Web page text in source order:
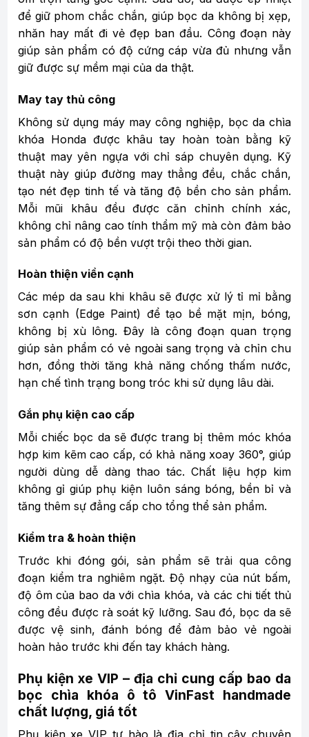
để giữ phom chắc chắn, giúp bọc da không bị xẹp,
nhăn hay mất đi vẻ đẹp ban đầu. Công đoạn này
giúp sản phẩm có độ cứng cáp vừa đủ nhưng vẫn
giữ được sự mềm mại của da thật.
May tay thủ công
Không sử dụng máy may công nghiệp, bọc da chìa
khóa Honda được khâu tay hoàn toàn bằng kỹ
thuật may yên ngựa với chỉ sáp chuyên dụng. Kỹ
thuật này giúp đường may thẳng đều, chắc chắn,
tạo nét đẹp tinh tế và tăng độ bền cho sản phẩm.
Mỗi mũi khâu đều được căn chỉnh chính xác,
không chỉ nâng cao tính thẩm mỹ mà còn đảm bảo
sản phẩm có độ bền vượt trội theo thời gian.
Hoàn thiện viền cạnh
Các mép da sau khi khâu sẽ được xử lý tỉ mỉ bằng
sơn cạnh (Edge Paint) để tạo bề mặt mịn, bóng,
không bị xù lông. Đây là công đoạn quan trọng
giúp sản phẩm có vẻ ngoài sang trọng và chỉn chu
hơn, đồng thời tăng khả năng chống thấm nước,
hạn chế tình trạng bong tróc khi sử dụng lâu dài.
Gắn phụ kiện cao cấp
Mỗi chiếc bọc da sẽ được trang bị thêm móc khóa
hợp kim kẽm cao cấp, có khả năng xoay 360°, giúp
người dùng dễ dàng thao tác. Chất liệu hợp kim
không gỉ giúp phụ kiện luôn sáng bóng, bền bỉ và
tăng thêm sự đẳng cấp cho tổng thể sản phẩm.
Kiểm tra & hoàn thiện
Trước khi đóng gói, sản phẩm sẽ trải qua công
đoạn kiểm tra nghiêm ngặt. Độ nhạy của nút bấm,
độ ôm của bao da với chìa khóa, và các chi tiết thủ
công đều được rà soát kỹ lưỡng. Sau đó, bọc da sẽ
được vệ sinh, đánh bóng để đảm bảo vẻ ngoài
hoàn hảo trước khi đến tay khách hàng.
Phụ kiện xe VIP – địa chỉ cung cấp bao da
bọc chìa khóa ô tô VinFast handmade
chất lượng, giá tốt